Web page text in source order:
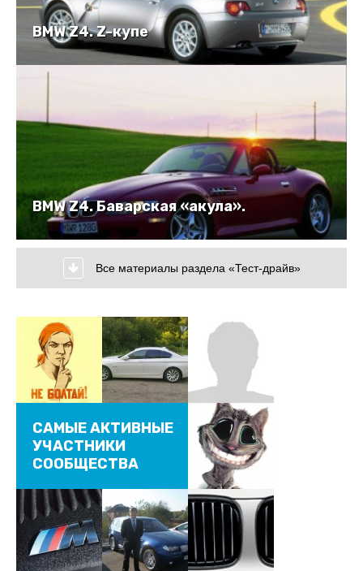
BMW Z4. Z-купе
BMW Z4. Баварская «акула».
Все материалы раздела «Тест-драйв»
САМЫЕ АКТИВНЫЕ
УЧАСТНИКИ
СООБЩЕСТВА